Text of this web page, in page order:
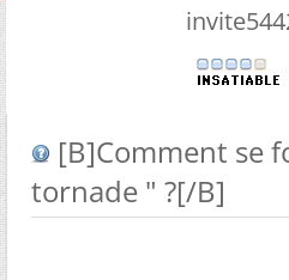
[B]Comment se
tornade " ?[/B]